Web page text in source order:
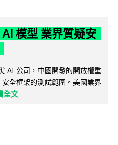
模型 業界質疑安
AI 公司，中國開發的開放權重
全框架的測試範圍。美國業界
全文